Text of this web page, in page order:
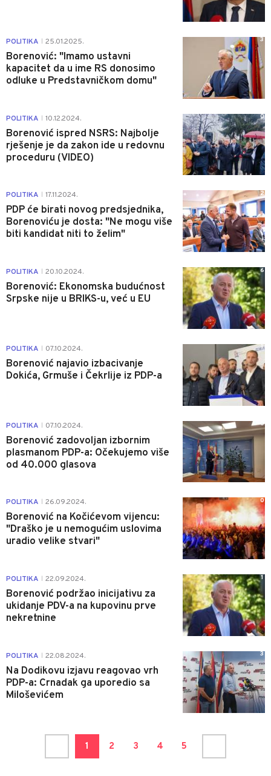
POLITIKA 25.01.2025.
Borenović: "Imamo ustavni
kapacitet da u ime RS donosimo
odluke u Predstavničkom domu"
3
POLITIKA 10.12.2024.
Borenović ispred NSRS: Najbolje
rješenje je da zakon ide u redovnu
proceduru (VIDEO)
0
POLITIKA 17.11.2024.
PDP će birati novog predsjednika,
Borenoviću je dosta: "Ne mogu više
biti kandidat niti to želim"
2
POLITIKA 20.10.2024.
Borenović: Ekonomska budućnost
Srpske nije u BRIKS-u, već u EU
6
POLITIKA 07.10.2024.
Borenović najavio izbacivanje
Dokića, Grmuše i Čekrlije iz PDP-a
1
POLITIKA 07.10.2024.
Borenović zadovoljan izbornim
plasmanom PDP-a: Očekujemo više
od 40.000 glasova
0
POLITIKA 26.09.2024.
Borenović na Kočićevom vijencu:
"Draško je u nemogućim uslovima
uradio velike stvari"
0
POLITIKA 22.09.2024.
Borenović podržao inicijativu za
ukidanje PDV-a na kupovinu prve
nekretnine
1
POLITIKA 22.08.2024.
Na Dodikovu izjavu reagovao vrh
PDP-a: Crnadak ga uporedio sa
Miloševićem
3
1 2 3 4 5